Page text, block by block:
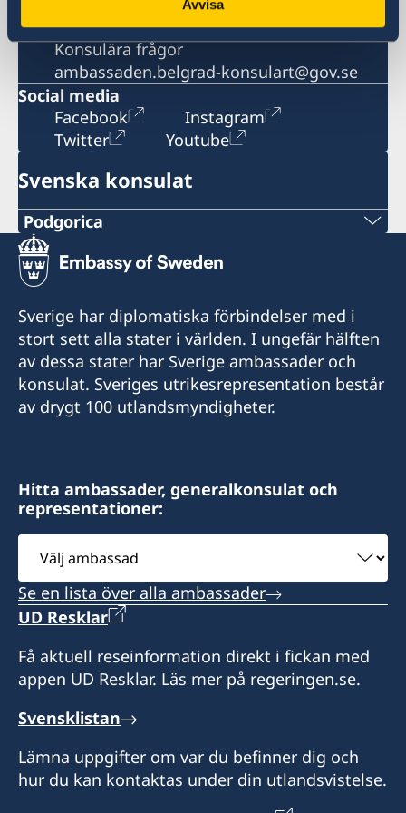
Avvisa
ambassaden.belgrad@gov.se
Konsulära frågor
ambassaden.belgrad-konsulart@gov.se
Social media
Facebook
Instagram
Twitter
Youtube
Svenska konsulat
Podgorica
Telefonnummer
+382 20 22 97 30
Epost adress
info@lawoffice-vujacic.com
Faxnummer
Law Office Vujačić
Bulevar Ivana Crnojevica 56/2
I-st floor Lamela A
81000 Podgorica
Montenegro
Måndag-fredag kl. 09.00-13.00
Svenska medborgare i behov av hjälp kan
kontakta ambassaden
i Belgrad för vidare information på telefon +381
Sverige har diplomatiska förbindelser med i
stort sett alla stater i världen. I ungefär hälften
av dessa stater har Sverige ambassader och
konsulat. Sveriges utrikesrepresentation består
av drygt 100 utlandsmyndigheter.
Hitta ambassader, generalkonsulat och
representationer:
Välj
ambassad
Se en lista över alla ambassader
UD Resklar
Få aktuell reseinformation direkt i fickan med
appen UD Resklar. Läs mer på regeringen.se.
Svensklistan
Lämna uppgifter om var du befinner dig och
hur du kan kontaktas under din utlandsvistelse.